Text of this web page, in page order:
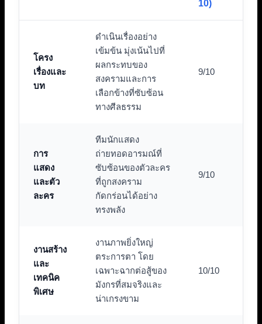
10)
โครง
เรื่องและ
บท
ดำเนินเรื่องอย่าง
เข้มข้น มุ่งเน้นไปที่
ผลกระทบของ
สงครามและการ
เลือกข้างที่ซับซ้อน
ทางศีลธรรม
9/10
การ
แสดง
และตัว
ละคร
ทีมนักแสดง
ถ่ายทอดอารมณ์ที่
ซับซ้อนของตัวละคร
ที่ถูกสงคราม
กัดกร่อนได้อย่าง
ทรงพลัง
9/10
งานสร้าง
และ
เทคนิค
พิเศษ
งานภาพยิ่งใหญ่
ตระการตา โดย
เฉพาะฉากต่อสู้ของ
มังกรที่สมจริงและ
น่าเกรงขาม
10/10